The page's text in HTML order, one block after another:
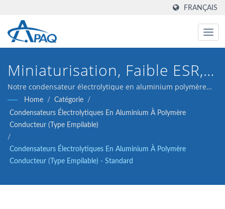
FRANÇAIS
Miniaturisation, Faible ESR,
Haute Température, Longue
Durée De Vie
Notre condensateur électrolytique en aluminium polymère
conducteur de 2,5V 470μF ESR 9 est conçu pour répondre aux
convertisseurs DC-DC, régulateurs de tension et applications
de découplage.
Home / Catégorie
/
Condensateurs Électrolytiques En Aluminium À Polymère
Conducteur (type Empilable)
/
Condensateurs Électrolytiques En Aluminium À Polymère
Conducteur (type Empilable) - Standard